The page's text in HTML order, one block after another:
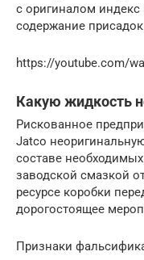
с оригиналом индекс
содержание
https://youtube.com/
Какую жидкость
Рискованное
Jatco
составе
заводской смазкой
ресурсе коробки
дорогостоящее
Признаки